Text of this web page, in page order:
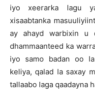
iyo xeerarka lagu
xisaabtanka
ay ahayd warbixin u
dhammaanteed ka
iyo samo badan oo
keliya, qalad la saxay
tallaabo laga qaadayna